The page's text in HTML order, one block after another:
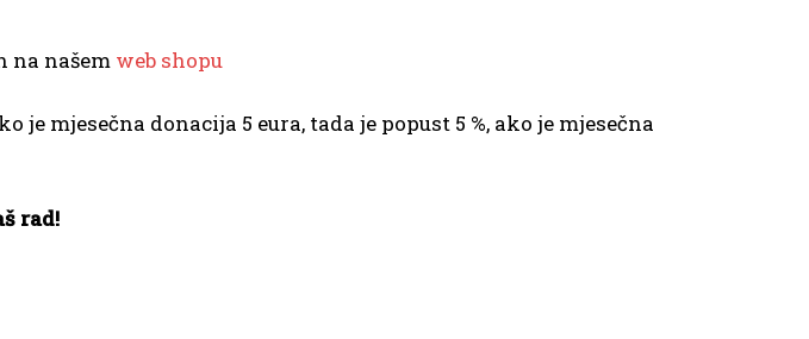
na našem web shopu
je mjesečna donacija 5 eura, tada je popust 5 %, ako je mjesečna
rad!